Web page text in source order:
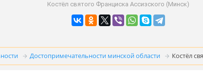
Костёл святого Франциска Ассизского (Минск)
Достопримечательности минской области Костёл